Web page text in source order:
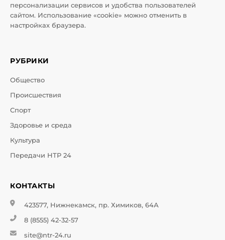
персонализации сервисов и удобства пользователей
сайтом. Использование «cookie» можно отменить в
настройках браузера.
РУБРИКИ
Общество
Происшествия
Спорт
Здоровье и среда
Культура
Передачи НТР 24
КОНТАКТЫ
423577, Нижнекамск, пр. Химиков, 64А
8 (8555) 42-32-57
site@ntr-24.ru